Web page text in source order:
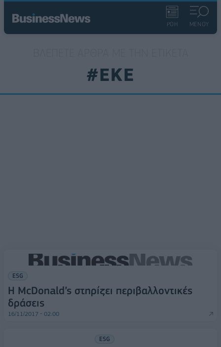
ΡΟΗ ΜΕΝΟΥ
#ΕΚΕ
ESG
Η McDonald’s στηρίζει περιβαλλοντικές
δράσεις
16/11/2017 - 02:00
ESG